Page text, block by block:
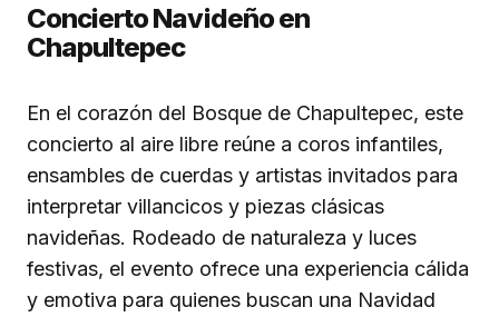
Concierto Navideño en
Chapultepec
En el corazón del Bosque de Chapultepec, este
concierto al aire libre reúne a coros infantiles,
ensambles de cuerdas y artistas invitados para
interpretar villancicos y piezas clásicas
navideñas. Rodeado de naturaleza y luces
festivas, el evento ofrece una experiencia cálida
y emotiva para quienes buscan una Navidad